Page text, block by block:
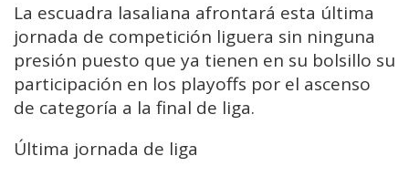
La escuadra lasaliana afrontará esta última
jornada de competición liguera sin ninguna
presión puesto que ya tienen en su bolsillo su
participación en los playoffs por el ascenso
de categoría a la final de liga.
Última jornada de liga